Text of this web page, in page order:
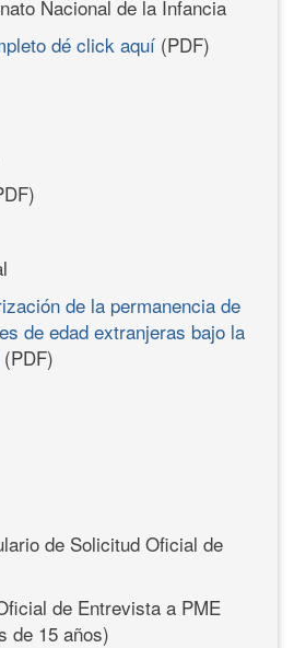
Nacional de la Infancia
dé click aquí (PDF)
de la permanencia de
de edad extranjeras bajo la
(PDF)
de Solicitud Oficial de
de Entrevista a PME
de 15 años)